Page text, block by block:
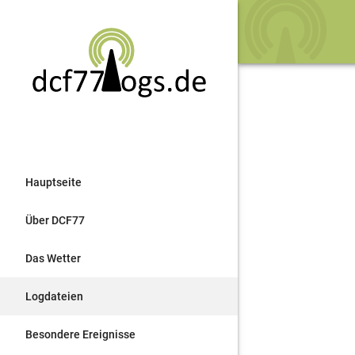
Hauptseite
Über DCF77
Das Wetter
Logdateien
Besondere Ereignisse